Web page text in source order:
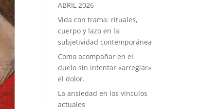
ABRIL 2026
Vida con trama: rituales,
cuerpo y lazo en la
subjetividad contemporánea
Como acompañar en el
duelo sin intentar «arreglar»
el dolor.
La ansiedad en los vínculos
actuales